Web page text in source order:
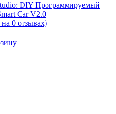
DIY Программируемый
Car V2.0
на 0 отзывах)